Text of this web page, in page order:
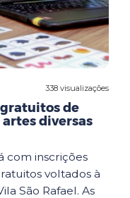
338 visualizações
de
diversas
com inscrições
voltados à
São Rafael. As